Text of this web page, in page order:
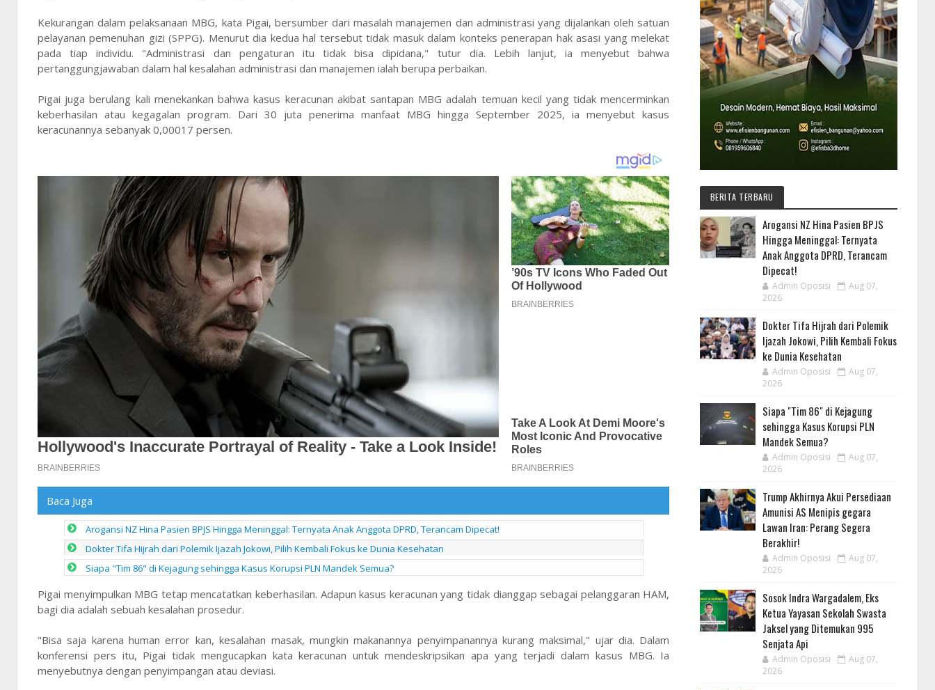
Kekurangan dalam pelaksanaan MBG, kata Pigai, bersumber dari masalah manajemen dan administrasi yang dijalankan oleh satuan
pelayanan pemenuhan gizi (SPPG). Menurut dia kedua hal tersebut tidak masuk dalam konteks penerapan hak asasi yang melekat
pada tiap individu. "Administrasi dan pengaturan itu tidak bisa dipidana," tutur dia. Lebih lanjut, ia menyebut bahwa
pertanggungjawaban dalam hal kesalahan administrasi dan manajemen ialah berupa perbaikan.
Pigai juga berulang kali menekankan bahwa kasus keracunan akibat santapan MBG adalah temuan kecil yang tidak mencerminkan
keberhasilan atau kegagalan program. Dari 30 juta penerima manfaat MBG hingga September 2025, ia menyebut kasus
keracunannya sebanyak 0,00017 persen.
Baca Juga
Arogansi NZ Hina Pasien BPJS Hingga Meninggal: Ternyata Anak Anggota DPRD, Terancam Dipecat!
Dokter Tifa Hijrah dari Polemik Ijazah Jokowi, Pilih Kembali Fokus ke Dunia Kesehatan
Siapa "Tim 86" di Kejagung sehingga Kasus Korupsi PLN Mandek Semua?
Pigai menyimpulkan MBG tetap mencatatkan keberhasilan. Adapun kasus keracunan yang tidak dianggap sebagai pelanggaran HAM,
bagi dia adalah sebuah kesalahan prosedur.
"Bisa saja karena human error kan, kesalahan masak, mungkin makanannya penyimpanannya kurang maksimal," ujar dia. Dalam
konferensi pers itu, Pigai tidak mengucapkan kata keracunan untuk mendeskripsikan apa yang terjadi dalam kasus MBG. Ia
menyebutnya dengan penyimpangan atau deviasi.
BERITA TERBARU
Arogansi NZ Hina Pasien BPJS
Hingga Meninggal: Ternyata
Anak Anggota DPRD, Terancam
Dipecat!
Admin Oposisi
Aug 07,
2026
Dokter Tifa Hijrah dari Polemik
Ijazah Jokowi, Pilih Kembali Fokus
ke Dunia Kesehatan
Admin Oposisi
Aug 07,
2026
Siapa "Tim 86" di Kejagung
sehingga Kasus Korupsi PLN
Mandek Semua?
Admin Oposisi
Aug 07,
2026
Trump Akhirnya Akui Persediaan
Amunisi AS Menipis gegara
Lawan Iran: Perang Segera
Berakhir!
Admin Oposisi
Aug 07,
2026
Sosok Indra Wargadalem, Eks
Ketua Yayasan Sekolah Swasta
Jaksel yang Ditemukan 995
Senjata Api
Admin Oposisi
Aug 07,
2026